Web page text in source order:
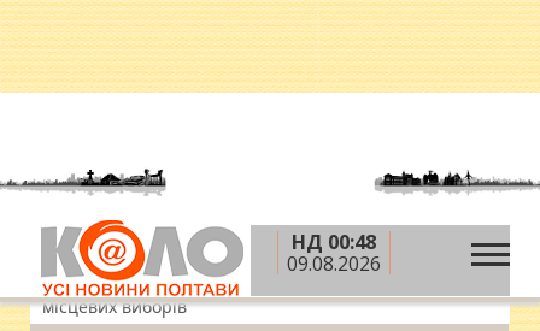
НД 00:48
09.08.2026
Головна » Вибори-2015 »У Полтаві розповіли
про право голосу атошників та переселенців у день
місцевих виборів